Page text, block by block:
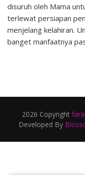
disuruh oleh Mama
terlewat persiapan
menjelang kelahiran.
banget manfaatnya
2026 Copyright
Developed By